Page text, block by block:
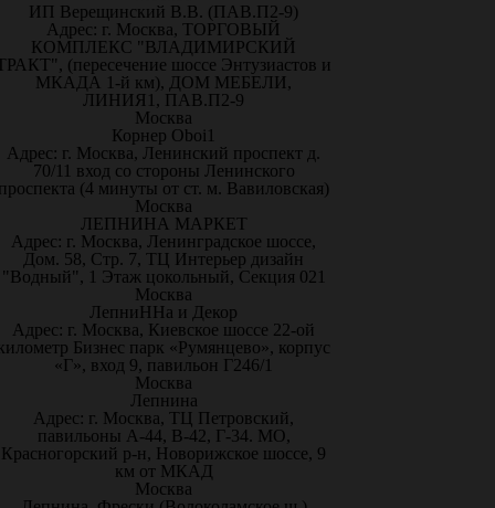
ИП Верещинский В.В. (ПАВ.П2-9)
Адрес: г. Москва, ТОРГОВЫЙ
КОМПЛЕКС "ВЛАДИМИРСКИЙ
(пересечение шоссе Энтузиастов и
МКАДА 1-й км), ДОМ МЕБЕЛИ,
ЛИНИЯ1, ПАВ.П2-9
Москва
Корнер Oboi1
Адрес: г. Москва, Ленинский проспект д.
70/11 вход со стороны Ленинского
(4 минуты от ст. м. Вавиловская)
Москва
ЛЕПНИНА МАРКЕТ
Адрес: г. Москва, Ленинградское шоссе,
Дом. 58, Стр. 7, ТЦ Интерьер дизайн
"Водный", 1 Этаж цокольный, Секция 021
Москва
ЛепниННа и Декор
Адрес: г. Москва, Киевское шоссе 22-ой
Бизнес парк «Румянцево», корпус
«Г», вход 9, павильон Г246/1
Москва
Лепнина
Адрес: г. Москва, ТЦ Петровский,
павильоны А-44, В-42, Г-34. МО,
Красногорский р-н, Новорижское шоссе, 9
км от МКАД
Москва